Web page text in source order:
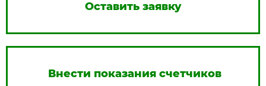
Оставить заявку
Внести показания счетчиков